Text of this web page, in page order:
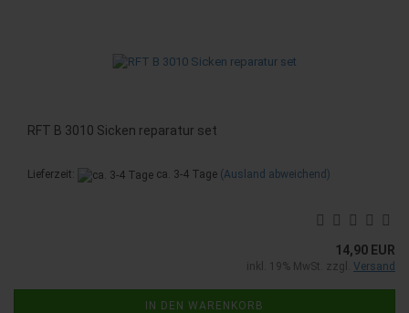
RFT B 3010 Sicken reparatur set
Lieferzeit: ca. 3-4 Tage (Ausland abweichend)
14,90 EUR
inkl. 19% MwSt. zzgl. Versand
IN DEN WARENKORB